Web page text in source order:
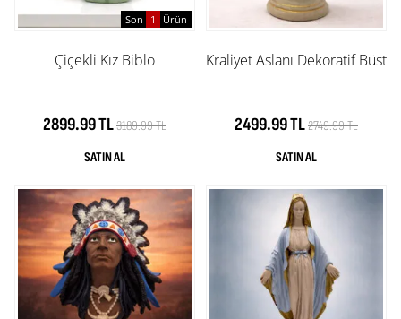
Son 1 Ürün
Çiçekli Kız Biblo
2899.99 TL3189.99 TL
Kraliyet Aslanı Dekoratif Büst
2499.99 TL2749.99 TL